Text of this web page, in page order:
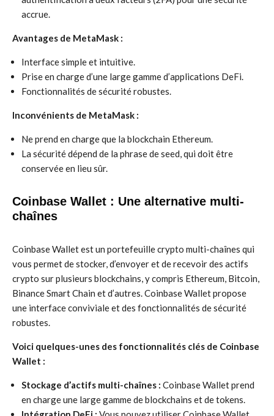
accrue.
Avantages de MetaMask :
Interface simple et intuitive.
Prise en charge d’une large gamme d’applications DeFi.
Fonctionnalités de sécurité robustes.
Inconvénients de MetaMask :
Ne prend en charge que la blockchain Ethereum.
La sécurité dépend de la phrase de seed, qui doit être
conservée en lieu sûr.
Coinbase Wallet : Une alternative multi-
chaînes
Coinbase Wallet est un portefeuille crypto multi-chaînes qui
vous permet de stocker, d’envoyer et de recevoir des actifs
crypto sur plusieurs blockchains, y compris Ethereum, Bitcoin,
Binance Smart Chain et d’autres. Coinbase Wallet propose
une interface conviviale et des fonctionnalités de sécurité
robustes.
Voici quelques-unes des fonctionnalités clés de Coinbase
Wallet :
Stockage d’actifs multi-chaînes : Coinbase Wallet prend
en charge une large gamme de blockchains et de tokens.